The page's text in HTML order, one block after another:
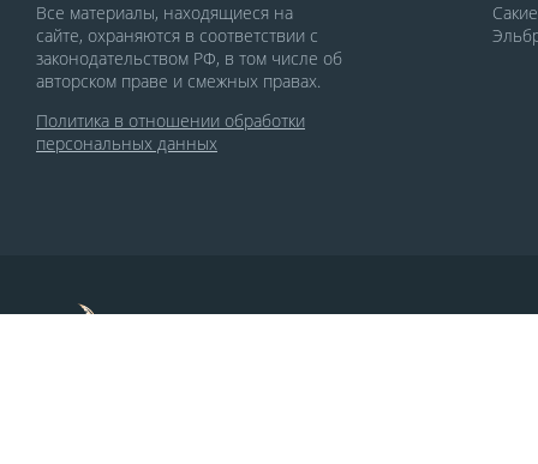
Все материалы, находящиеся на
сайте, охраняются в соответствии с
законодательством РФ, в том числе об
авторском праве и смежных правах.
Политика в отношении обработки
персональных данных